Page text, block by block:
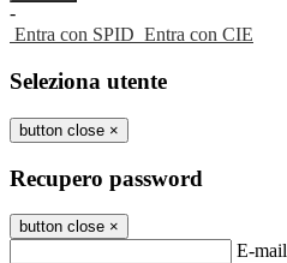
-
Entra con SPID Entra con CIE
Seleziona utente
button close ×
Recupero password
button close ×
E-mail